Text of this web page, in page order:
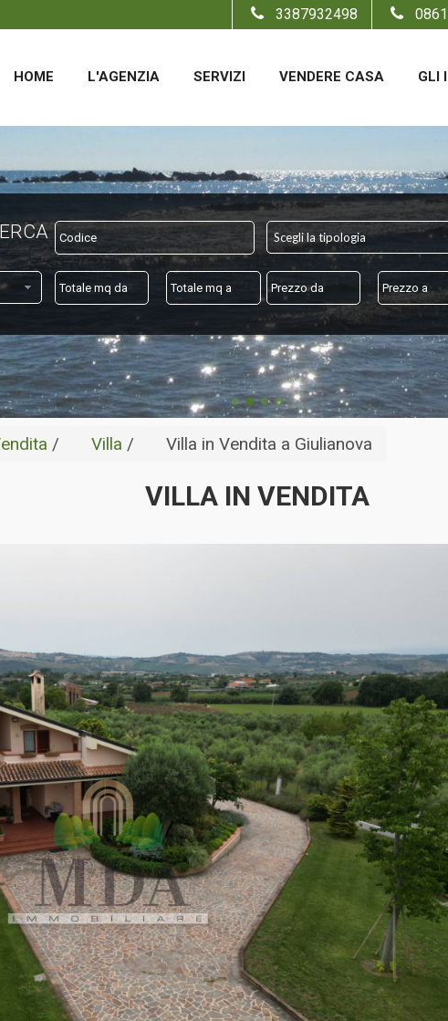
HOME L'AGENZIA SERVIZI VENDERE CASA GLI
3387932498
Scegli la tipologia
/ Villa / Villa in Vendita a Giulianova
VILLA IN VENDITA